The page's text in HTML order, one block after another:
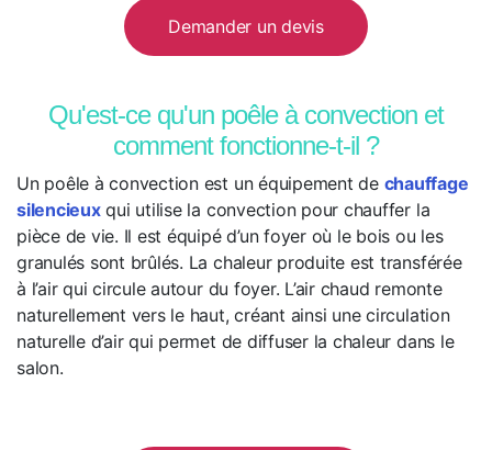
Demander un devis
Qu'est-ce qu'un poêle à convection et
comment fonctionne-t-il ?
Un poêle à convection est un équipement de chauffage
silencieuxqui utilise la convection pour chauffer la
pièce de vie. Il est équipé d’un foyer où le bois ou les
granulés sont brûlés. La chaleur produite est transférée
à l’air qui circule autour du foyer. L’air chaud remonte
naturellement vers le haut, créant ainsi une circulation
naturelle d’air qui permet de diffuser la chaleur dans le
salon.